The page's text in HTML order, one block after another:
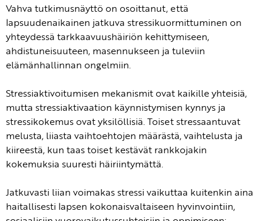
Vahva tutkimusnäyttö on osoittanut, että
lapsuudenaikainen jatkuva stressikuormittuminen on
yhteydessä tarkkaavuushäiriön kehittymiseen,
ahdistuneisuuteen, masennukseen ja tuleviin
elämänhallinnan ongelmiin.
Stressiaktivoitumisen mekanismit ovat kaikille yhteisiä,
mutta stressiaktivaation käynnistymisen kynnys ja
stressikokemus ovat yksilöllisiä. Toiset stressaantuvat
melusta, liiasta vaihtoehtojen määrästä, vaihtelusta ja
kiireestä, kun taas toiset kestävät rankkojakin
kokemuksia suuresti häiriintymättä.
Jatkuvasti liian voimakas stressi vaikuttaa kuitenkin aina
haitallisesti lapsen kokonaisvaltaiseen hyvinvointiin,